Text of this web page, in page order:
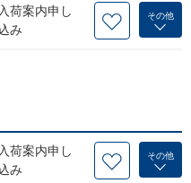
入荷案内申し
み
その他
入荷案内申し
み
その他